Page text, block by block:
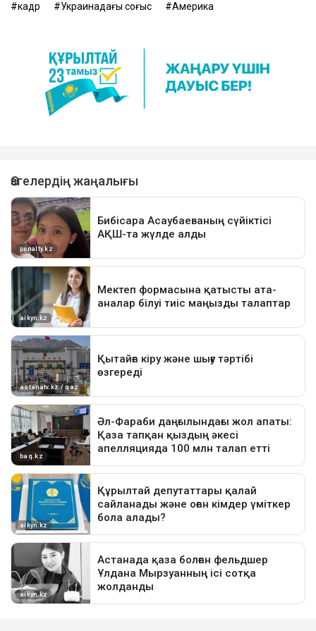
кадр
Украинадағы соғыс Америка